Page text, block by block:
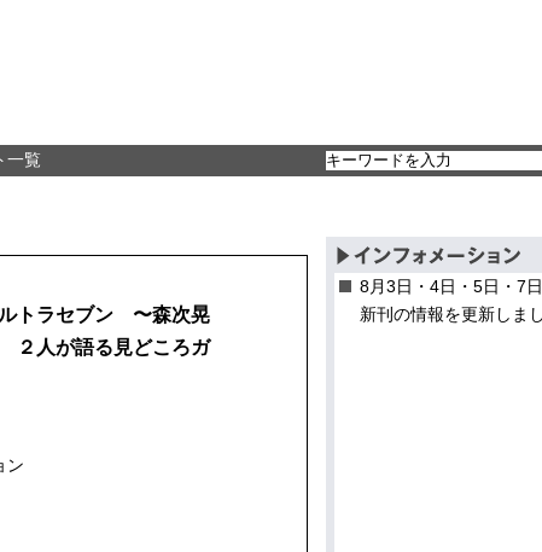
一覧
トラセブン 〜森次晃
２人が語る見どころガ
ン
8月3日・4日・5日・7
新刊の情報を更新しま